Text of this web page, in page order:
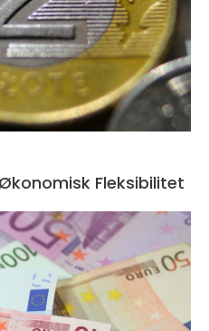
Fleksibilitet